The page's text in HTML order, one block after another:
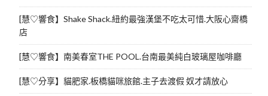
[慧♡響食】Shake Shack.紐約最強漢堡不吃太可惜.大阪心齋橋
店
[慧♡響食】南美春室THE POOL.台南最美純白玻璃屋咖啡廳
[慧♡分享】貓肥家.板橋貓咪旅館.主子去渡假 奴才請放心